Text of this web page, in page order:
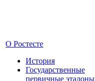
О Ростесте
История
Государственные
первичные эталоны